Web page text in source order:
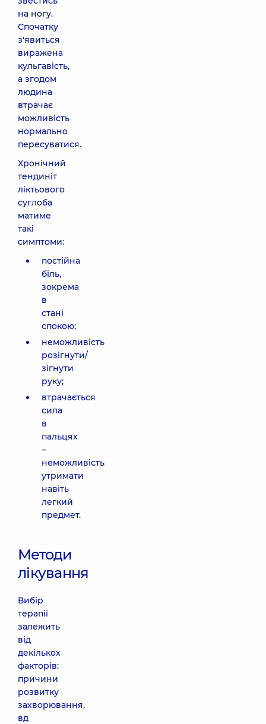
на ногу.
Спочатку
з'явиться
виражена
кульгавість,
а згодом
людина
втрачає
можливість
нормально
пересуватися.
Хронічний
тендиніт
ліктьового
суглоба
матиме
такі
симптоми:
постійна
біль,
зокрема
в
стані
спокою;
неможливість
розігнути/
зігнути
руку;
втрачається
сила
в
пальцях
–
неможливість
утримати
навіть
легкий
предмет.
Методи
лікування
Вибір
терапії
залежить
від
декількох
факторів:
причини
розвитку
захворювання,
вд